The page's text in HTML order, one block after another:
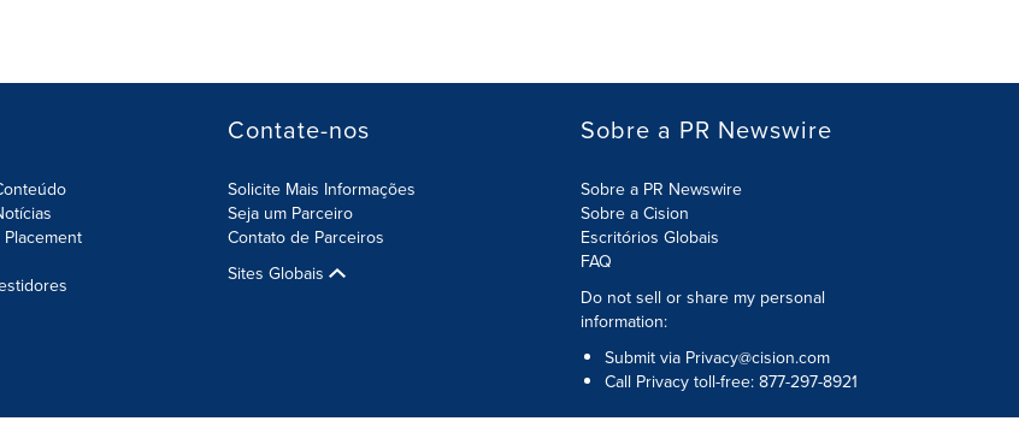
Contate-nos
Solicite Mais Informações
Seja um Parceiro
Contato de Parceiros
Sites Globais
Sobre a PR Newswire
Sobre a PR Newswire
Sobre a Cision
Escritórios Globais
FAQ
Do not sell or share my personal
information:
Submit via Privacy@cision.com
Call Privacy toll-free: 877-297-8921